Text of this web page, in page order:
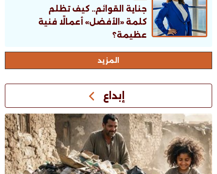
جناية القوائم.. كيف تظلم
كلمة «الأفضل» أعمالًا فنية
عظيمة؟
اﻟﻤﺰﻳﺪ
إبداع